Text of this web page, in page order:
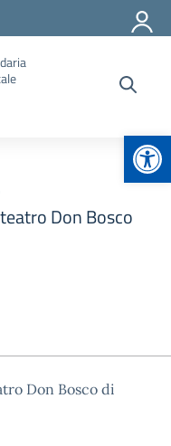
Don Bosco
Don Bosco di